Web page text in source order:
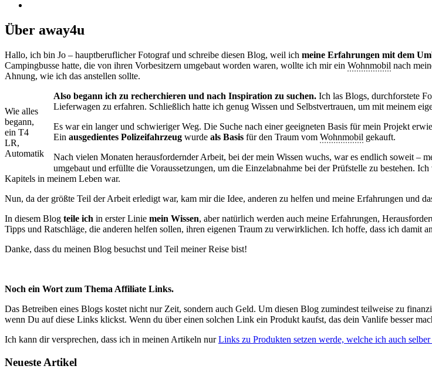
Über away4u
Hallo, ich bin Jo – hauptberuflicher Fotograf und schreibe diesen Blog, weil ich meine Erfahrungen mit dem
Campingbusse hatte, die von ihren Vorbesitzern umgebaut worden waren, wollte ich mir ein Wohnmobil nach
Ahnung, wie ich das anstellen sollte.
Wie alles
begann,
ein T4
LR,
Automatik
Also begann ich zu recherchieren und nach Inspiration zu suchen. Ich las Blogs, durchforstete
Lieferwagen zu erfahren. Schließlich hatte ich genug Wissen und Selbstvertrauen, um mit meinem
Es war ein langer und schwieriger Weg. Die Suche nach einer geeigneten Basis für mein Projekt
Ein ausgedientes Polizeifahrzeug wurde als Basis für den Traum vom Wohnmobil gekauft.
Nach vielen Monaten herausfordernder Arbeit, bei der mein Wissen wuchs, war es endlich soweit –
umgebaut und erfüllte die Voraussetzungen, um die Einzelabnahme bei der Prüfstelle zu bestehen.
Kapitels in meinem Leben war.
Nun, da der größte Teil der Arbeit erledigt war, kam mir die Idee, anderen zu helfen und meine Erfahrungen und
In diesem Blog teile ich in erster Linie mein Wissen, aber natürlich werden auch meine Erfahrungen,
Tipps und Ratschläge, die anderen helfen sollen, ihren eigenen Traum zu verwirklichen. Ich hoffe, dass ich damit
Danke, dass du meinen Blog besuchst und Teil meiner Reise bist!
Noch ein Wort zum Thema Affiliate Links.
Das Betreiben eines Blogs kostet nicht nur Zeit, sondern auch Geld. Um diesen Blog zumindest teilweise zu
wenn Du auf diese Links klickst. Wenn du über einen solchen Link ein Produkt kaufst, das dein Vanlife besser
Ich kann dir versprechen, dass ich in meinen Artikeln nurLinks zu Produkten setzen werde, welche ich auch
Neueste Artikel